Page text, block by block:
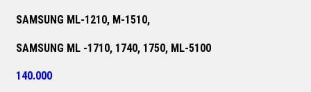
SAMSUNG ML-1210, M-1510,
SAMSUNG ML -1710, 1740, 1750, ML-5100
140.000